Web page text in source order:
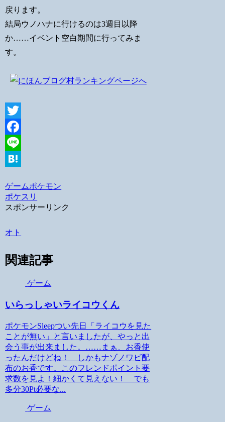
戻ります。
結局ウノハナに行けるのは3週目以降
か……イベント空白期間に行ってみま
す。
Twitter
Facebook
Line
ゲームポケモン
ポケスリ
スポンサーリンク
オト
関連記事
ゲーム
いらっしゃいライコウくん
ポケモンSleepつい先日「ライコウを見た
ことが無い」と言いましたが、やっと出
会う事が出来ました。……まぁ、お香使
ったんだけどね！ しかもナゾノワビ配
布のお香です。このフレンドポイント要
求数を見よ！細かくて見えない！ でも
多分30Pt必要な...
ゲーム